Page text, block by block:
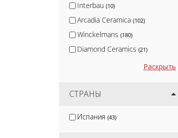
Interbau (10)
Arcadia Ceramica (102)
Winckelmans (180)
Diamond Ceramics (21)
Kirovit(52)
Protiles (58)
Раскрыть
СТРАНЫ
Испания (43)